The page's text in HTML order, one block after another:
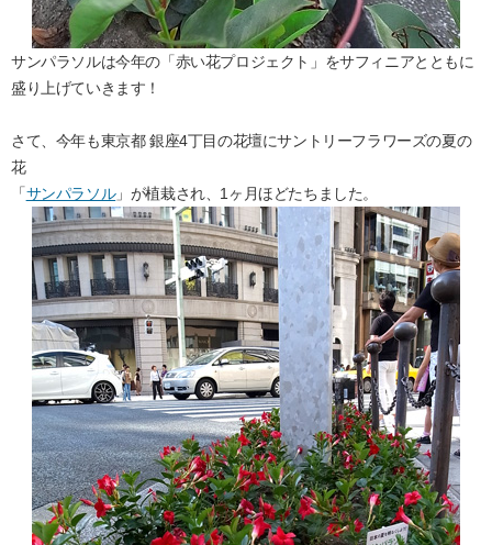
サンパラソルは今年の「赤い花プロジェクト」をサフィニアとともに
盛り上げていきます！
さて、今年も東京都 銀座4丁目の花壇にサントリーフラワーズの夏の
花
「サンパラソル」が植栽され、1ヶ月ほどたちました。